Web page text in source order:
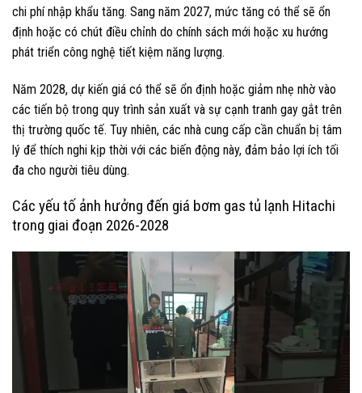
chi phí nhập khẩu tăng. Sang năm 2027, mức tăng có thể sẽ ổn
định hoặc có chút điều chỉnh do chính sách mới hoặc xu hướng
phát triển công nghệ tiết kiệm năng lượng.
Năm 2028, dự kiến giá có thể sẽ ổn định hoặc giảm nhẹ nhờ vào
các tiến bộ trong quy trình sản xuất và sự cạnh tranh gay gắt trên
thị trường quốc tế. Tuy nhiên, các nhà cung cấp cần chuẩn bị tâm
lý để thích nghi kịp thời với các biến động này, đảm bảo lợi ích tối
đa cho người tiêu dùng.
Các yếu tố ảnh hưởng đến giá bơm gas tủ lạnh Hitachi
trong giai đoạn 2026-2028